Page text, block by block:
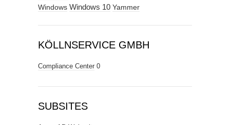
Windows Windows 10 Yammer
KÖLLNSERVICE GMBH
Compliance Center 0
SUBSITES